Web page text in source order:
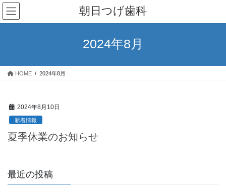
コ
ン
テ
ス
ナ
ビ
ゲ
ン
朝日つげ歯科
2024年8月
HOME 2024年8月
2024年8月10日
新着情報
夏季休業のお知らせ
最近の投稿